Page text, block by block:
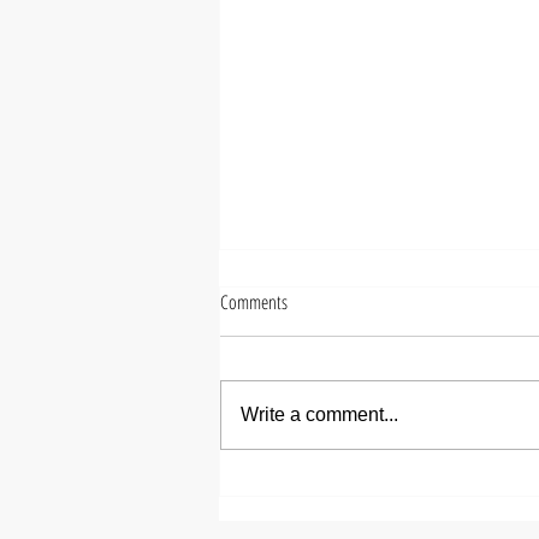
Comments
Write a comment...